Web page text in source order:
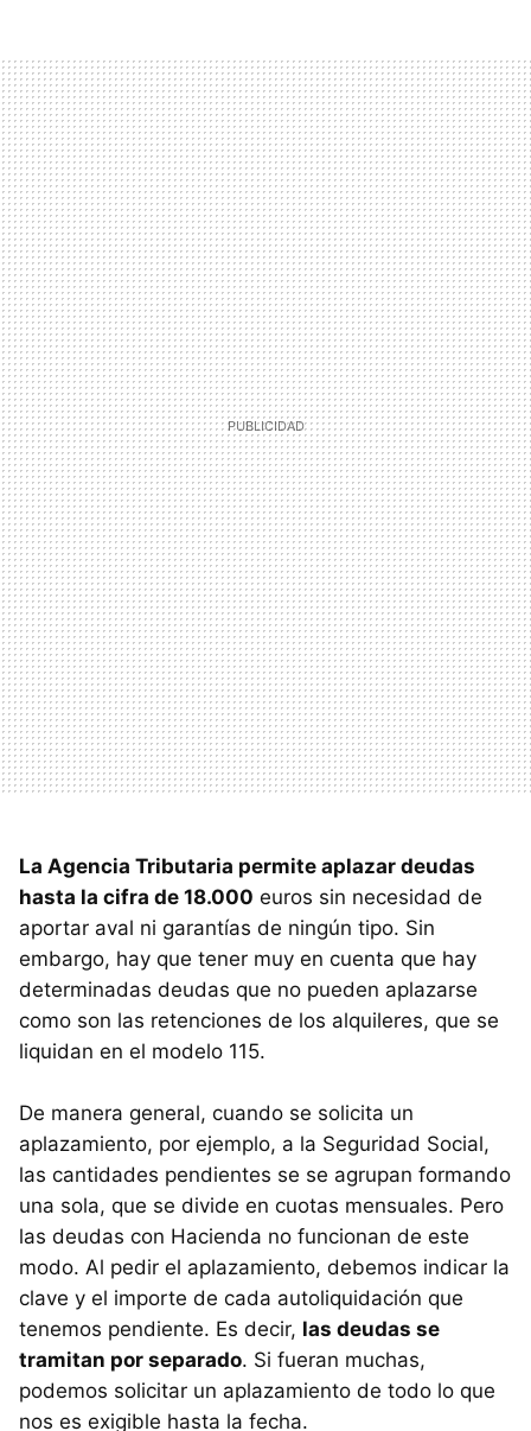
La Agencia Tributaria permite aplazar deudas
hasta la cifra de 18.000 euros sin necesidad de
aportar aval ni garantías de ningún tipo. Sin
embargo, hay que tener muy en cuenta que hay
determinadas deudas que no pueden aplazarse
como son las retenciones de los alquileres, que se
liquidan en el modelo 115.
De manera general, cuando se solicita un
aplazamiento, por ejemplo, a la Seguridad Social,
las cantidades pendientes se se agrupan formando
una sola, que se divide en cuotas mensuales. Pero
las deudas con Hacienda no funcionan de este
modo. Al pedir el aplazamiento, debemos indicar la
clave y el importe de cada autoliquidación que
tenemos pendiente. Es decir, las deudas se
tramitan por separado. Si fueran muchas,
podemos solicitar un aplazamiento de todo lo que
nos es exigible hasta la fecha.